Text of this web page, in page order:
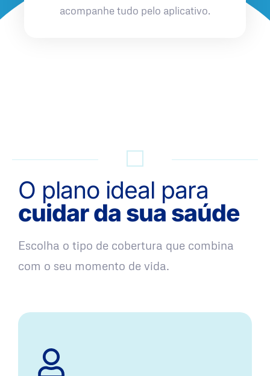
acompanhe tudo pelo aplicativo.
O plano ideal para
cuidar da sua saúde
Escolha o tipo de cobertura que combina
com o seu momento de vida.